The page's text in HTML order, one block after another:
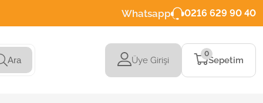
Whatsapp 0216 629 90 40
Ara Üye Girişi Sepetim
0